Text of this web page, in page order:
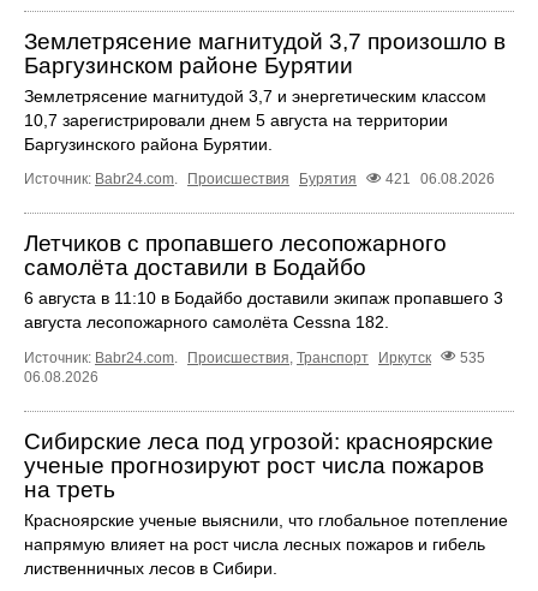
Землетрясение магнитудой 3,7 произошло в
Баргузинском районе Бурятии
Землетрясение магнитудой 3,7 и энергетическим классом
10,7 зарегистрировали днем 5 августа на территории
Баргузинского района Бурятии.
Источник: Babr24.com. Происшествия Бурятия 421 06.08.2026
Летчиков с пропавшего лесопожарного
самолёта доставили в Бодайбо
6 августа в 11:10 в Бодайбо доставили экипаж пропавшего 3
августа лесопожарного самолёта Cessna 182.
Источник: Babr24.com Происшествия Транспорт Иркутск
535
06.08.2026
Сибирские леса под угрозой: красноярские
ученые прогнозируют рост числа пожаров
на треть
Красноярские ученые выяснили, что глобальное потепление
напрямую влияет на рост числа лесных пожаров и гибель
лиственничных лесов в Сибири.